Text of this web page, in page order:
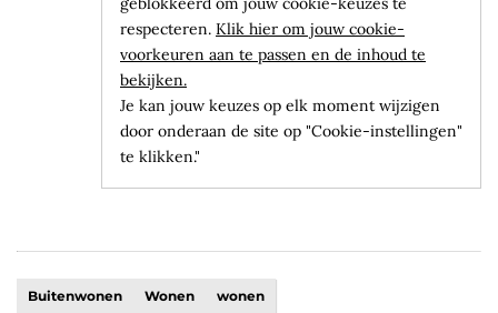
respecteren. Klik hier om jouw cookie-
voorkeuren aan te passen en de inhoud te
bekijken.
Je kan jouw keuzes op elk moment wijzigen
door onderaan de site op "Cookie-instellingen"
te klikken."
Buitenwonen Wonen wonen